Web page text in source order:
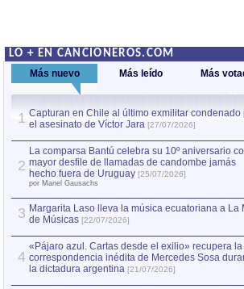
LO + EN CANCIONEROS.COM
Más nuevo Más leído Más
1 Capturan en Chile al último exmilitar condenado
el asesinato de Víctor Jara [27/07/2026]
2
La comparsa Bantú celebra su 10º aniversario
mayor desfile de llamadas de candombe jamás
hecho fuera de Uruguay [25/07/2026]
por Manel Gausachs
3 Margarita Laso lleva la música ecuatoriana a La
de Músicas [22/07/2026]
4
«Pájaro azul. Cartas desde el exilio» recupera la
correspondencia inédita de Mercedes Sosa
la dictadura argentina [21/07/2026]